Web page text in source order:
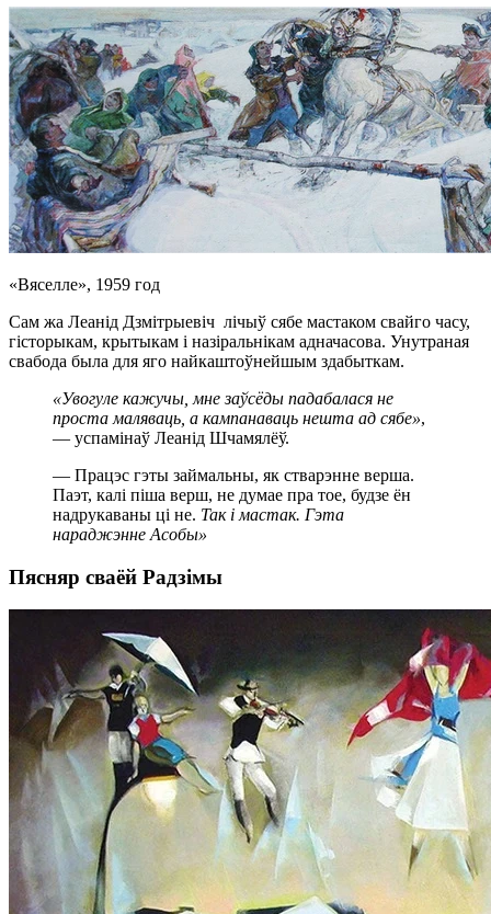
«Вяселле», 1959 год
Сам жа Леанід Дзмітрыевіч лічыў сябе мастаком свайго часу,
гісторыкам, крытыкам і назіральнікам адначасова. Унутраная
свабода была для яго найкаштоўнейшым здабыткам.
«Увогуле кажучы, мне заўсёды падабалася не
проста маляваць, а кампанаваць нешта ад сябе»,
— успамінаў Леанід Шчамялёў.
— Працэс гэты займальны, як стварэнне верша.
Паэт, калі піша верш, не думае пра тое, будзе ён
надрукаваны ці не. Так і мастак. Гэта
нараджэнне Асобы»
Пясняр сваёй Радзімы